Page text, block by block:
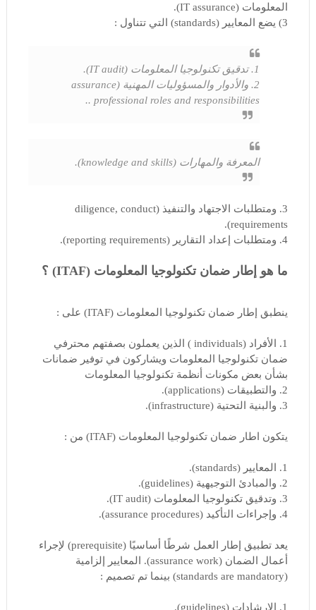
المعلومات (IT assurance).
3) يضع المعايير (standards) التي تتناول :
1. تدقيق تكنولوجيا المعلومات (IT audit).
2. والأدوار والمسؤوليات المهنية (assurance
professional roles and responsibilities ..
المعرفة والمهارات (knowledge and skills).
3. ومتطلبات الاجتهاد والتنفيذ (diligence, conduct
requirements).
4. ومتطلبات إعداد التقارير (reporting requirements).
ما هو إطار ضمان تكنولوجيا المعلومات (ITAF) ؟
ينطبق إطار ضمان تكنولوجيا المعلومات (ITAF) على :
1. الأفراد (individuals ) الذين يعملون بصفتهم محترفي
ضمان تكنولوجيا المعلومات ويشاركون في توفير ضمانات
بشأن بعض مكونات أنظمة تكنولوجيا المعلومات
2. والتطبيقات (applications).
3. والبنية التحتية (infrastructure).
يتكون اطار ضمان تكنولوجيا المعلومات (ITAF) من :
1. المعايير (standards).
2. والمبادئ التوجيهية (guidelines).
3. وتدقيق تكنولوجيا المعلومات (IT audit).
4. وإجراءات التأكيد (assurance procedures).
يعد تطبيق إطار العمل شرطًا أساسيًا (prerequisite) لإجراء
أعمال الضمان (assurance work). المعايير إلزامية
(standards are mandatory) بينما تم تصميم :
1. الإرشادات (guidelines).